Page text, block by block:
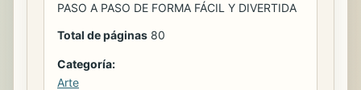
PASO A PASO DE FORMA FÁCIL Y DIVERTIDA
Total de páginas 80
Categoría:
Arte